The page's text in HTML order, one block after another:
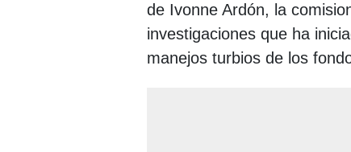
de Ivonne Ardón, la
investigaciones que ha
manejos turbios de los